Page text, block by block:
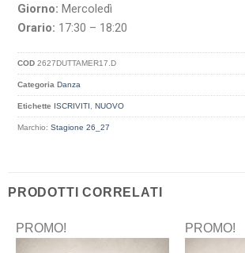
Giorno: Mercoledì
Orario: 17:30 – 18:20
COD2627DUTTAMER17.D
Categoria Danza
Etichette ISCRIVITI , NUOVO
Marchio:Stagione 26_27
PRODOTTI CORRELATI
PROMO! PROMO!